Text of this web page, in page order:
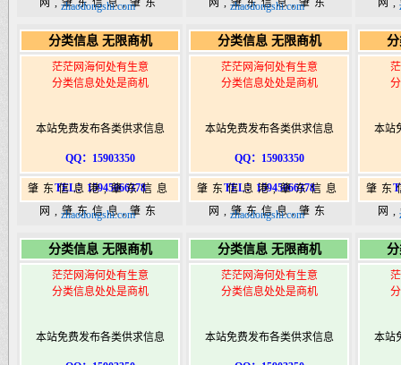
网,肇东信息,肇东
港|www.zhaodongshi.com
zhaodongshi.com
网,肇东信息,肇东
港|www.zhaodongshi.com
zhaodongshi.com
网
港
分类信息 无限商机
茫茫网海何处有生意
分类信息处处是商机
本站免费发布各类供求信息
QQ：15903350
TEL：15945066378
肇东信息港,肇东信息
网,肇东信息,肇东
港|www.zhaodongshi.com
zhaodongshi.com
分类信息 无限商机
茫茫网海何处有生意
分类信息处处是商机
本站免费发布各类供求信息
QQ：15903350
TEL：15945066378
肇东信息港,肇东信息
网,肇东信息,肇东
港|www.zhaodongshi.com
zhaodongshi.com
本站
肇东
网
港
分类信息 无限商机
茫茫网海何处有生意
分类信息处处是商机
本站免费发布各类供求信息
分类信息 无限商机
茫茫网海何处有生意
分类信息处处是商机
本站免费发布各类供求信息 本站